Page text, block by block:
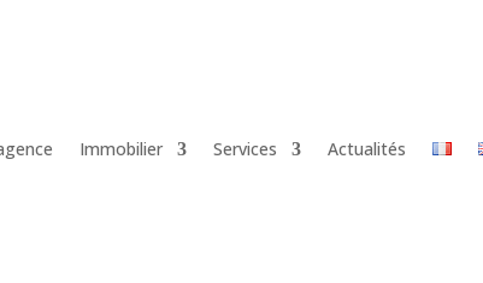
Immobilier Services Actualités